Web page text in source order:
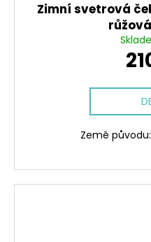
Zimní svetrová
Země